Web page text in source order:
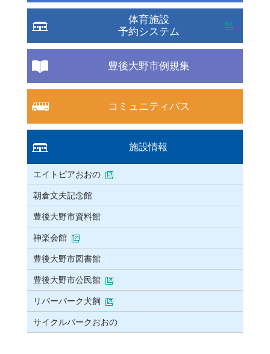
体育施設
予約システム
豊後大野市例規集
コミュニティバス
施設情報
エイトピアおおの
朝倉文夫記念館
豊後大野市資料館
神楽会館
豊後大野市図書館
豊後大野市公民館
リバーパーク犬飼
サイクルパークおおの